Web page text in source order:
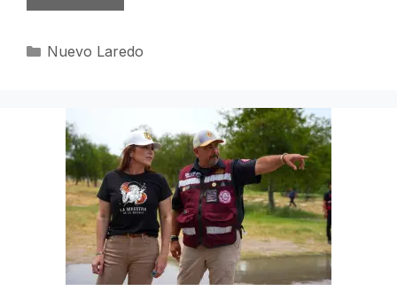
Categorías
Nuevo Laredo